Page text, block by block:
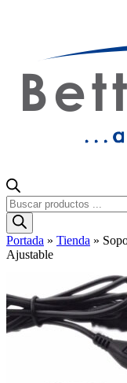
Búsqueda
de
productos
Portada » Tienda »
Ajustable